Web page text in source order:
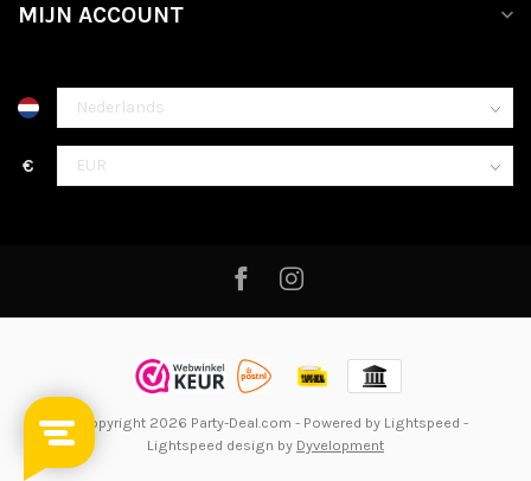
MIJN ACCOUNT
€
© Copyright 2026 Party-Deal.com - Powered by Lightspeed -
Lightspeed design by Dyvelopment